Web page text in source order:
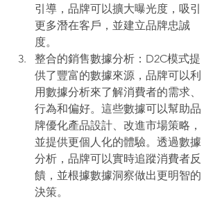
引導，品牌可以擴大曝光度，吸引
更多潛在客戶，並建立品牌忠誠
度。
整合的銷售數據分析：D2C模式提
供了豐富的數據來源，品牌可以利
用數據分析來了解消費者的需求、
行為和偏好。這些數據可以幫助品
牌優化產品設計、改進市場策略，
並提供更個人化的體驗。透過數據
分析，品牌可以實時追蹤消費者反
饋，並根據數據洞察做出更明智的
決策。